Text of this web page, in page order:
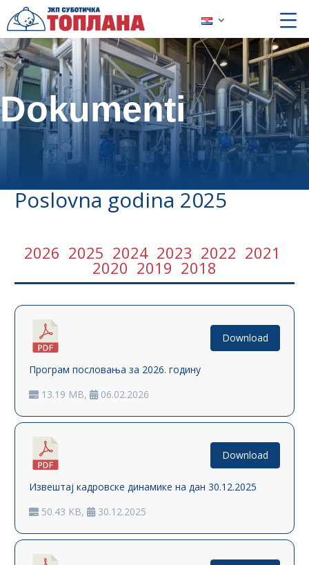
Dokumenti
Poslovna godina 2025
2026 2025 2024 2023 2022 2021
2020 2019 2018
Програм пословања за 2026. годину
13.19 MB,
06.02.2026
Download
Извештај кадровске динамике на дан 30.12.2025
50.43 KB,
30.12.2025
Download